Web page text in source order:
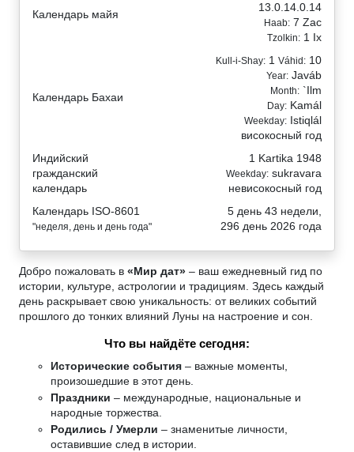
Календарь майя
13.0.14.0.14
Haab: 7 Zac
Tzolkin: 1 Ix
Календарь Бахаи
Kull-i-Shay: 1 Váhid: 10
Year: Javáb
Month: `Ilm
Day: Kamál
Weekday: Istiqlál
високосный год
Индийский
гражданский
календарь
1 Kartika 1948
Weekday: sukravara
невисокосный год
Календарь ISO-8601
"неделя, день и день года"
5 день 43 недели,
296 день 2026 года
Добро пожаловать в «Мир дат» – ваш ежедневный гид по
истории, культуре, астрологии и традициям. Здесь каждый
день раскрывает свою уникальность: от великих событий
прошлого до тонких влияний Луны на настроение и сон.
Что вы найдёте сегодня:
Исторические события – важные моменты,
произошедшие в этот день.
Праздники – международные, национальные и
народные торжества.
Родились / Умерли – знаменитые личности,
оставившие след в истории.